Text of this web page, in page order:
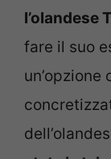
l’olandese
fare il suo